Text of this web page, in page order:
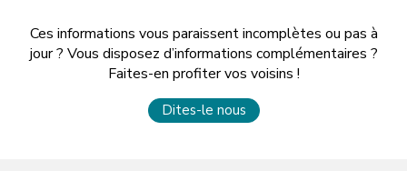
Ces informations vous paraissent incomplètes ou pas à
jour ? Vous disposez d’informations complémentaires ?
Faites-en profiter vos voisins !
Dites-le nous